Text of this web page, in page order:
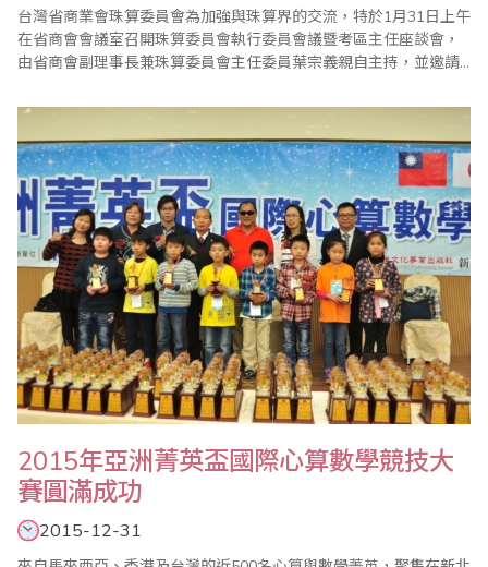
台灣省商業會珠算委員會為加強與珠算界的交流，特於1月31日上午
在省商會會議室召開珠算委員會執行委員會議暨考區主任座談會，
由省商會副理事長兼珠算委員會主任委員葉宗義親自主持，並邀請
算心算聯合測試考區主任共同參與。 會中除報告珠算委員會104年
度珠算推廣工作外，也通過105年度各項重點工作，包括1年4次的
珠心算檢定（3/20、5/15、9..
​2015年亞洲菁英盃國際心算數學競技大
賽圓滿成功
2015-12-31